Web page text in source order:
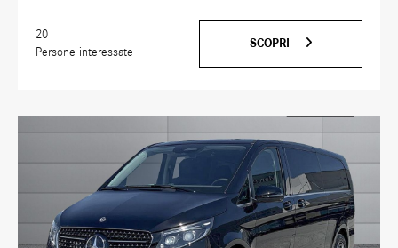
20
Persone interessate
SCOPRI